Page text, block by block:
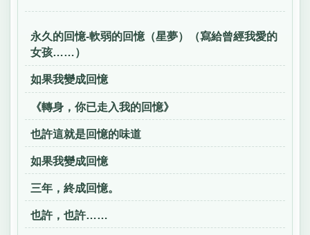
永久的回憶-軟弱的回憶（星夢）（寫給曾經我愛的
女孩……）
如果我變成回憶
《轉身，你已走入我的回憶》
也許這就是回憶的味道
如果我變成回憶
三年，終成回憶。
也許，也許……